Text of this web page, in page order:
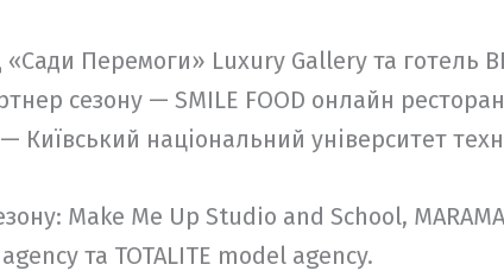
«Сади Перемоги» Luxury Gallery та готель
сезону — SMILE FOOD онлайн
Київський національний університет
Make Me Up Studio and School,
та TOTALITE model agency.